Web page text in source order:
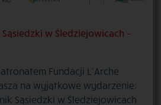
w Śledziejowicach –
Fundacji L’Arche
na wyjątkowe wydarzenie:
Sąsiedzki w Śledziejowicach